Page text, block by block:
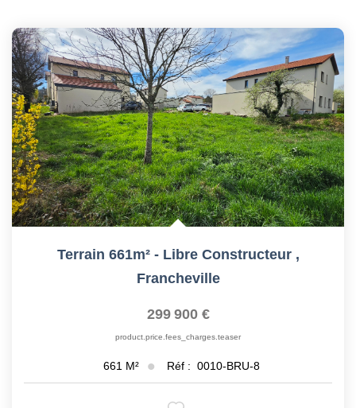
Terrain 661m² - Libre Constructeur ,
Francheville
299 900 €
product.price.fees_charges.teaser
661 M² Réf : 0010-BRU-8